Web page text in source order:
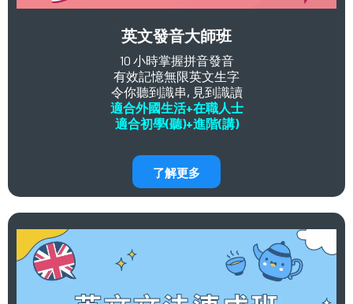
英文發音大師班
10 小時掌握拼音發音
有效記憶無限英文生字
令你聽到識串, 見到識讀
適合外國生活+在職人士
適合初學(聽)+進階(講)
了解更多